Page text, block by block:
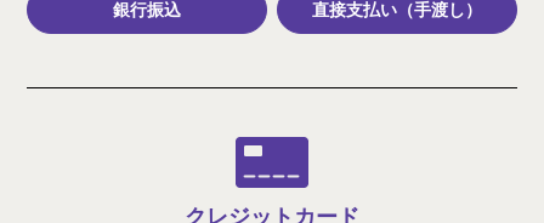
銀行振込 直接支払い（手渡し）
クレジット カード